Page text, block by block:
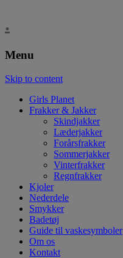
.
Menu
Skip to content
Girls Planet
Frakker & Jakker
Skindjakker
Læderjakker
Forårsfrakker
Sommerjakker
Vinterfrakker
Regnfrakker
Kjoler
Nederdele
Smykker
Badetøj
Guide til vaskesymboler
Om os
Kontakt